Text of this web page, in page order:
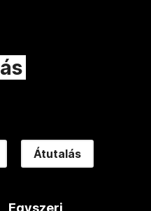
Átutalás
Egyszeri